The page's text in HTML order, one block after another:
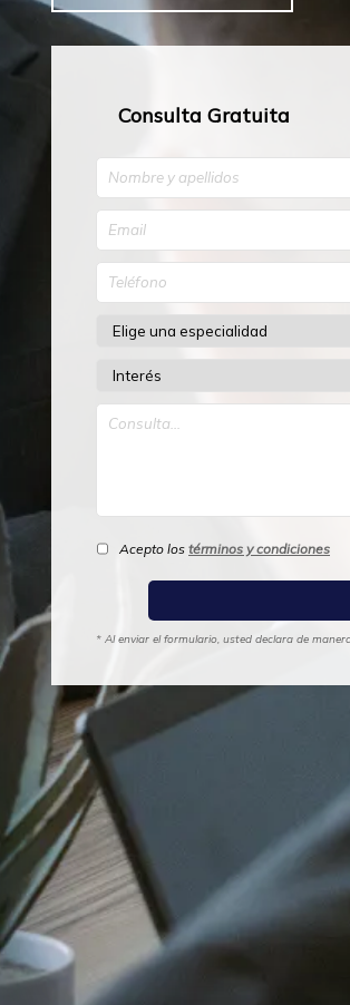
Consulta Gratuita
Acepto los términos y condiciones
* Al enviar el formulario, usted declara de